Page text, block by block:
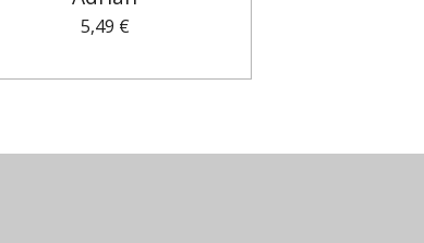
5,49 €